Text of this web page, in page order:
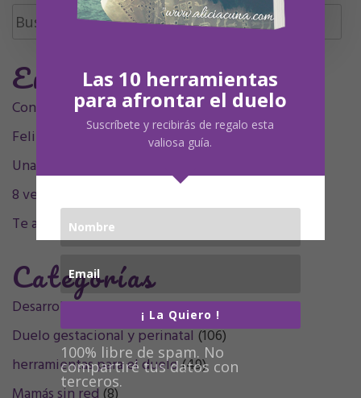
Buscar:
Entradas Recientes
Contigo siempre, siempre en mí, mamá.
Feliz Undécimo cumpleaños, Olivia
Una decada sintigo
8 velitas, 9 plumitas
Te acompaño en el sentimiento
Categorías
Desarrollo personal(32)
Duelo gestacional y perinatal(106)
herramientas para el duelo(49)
Las 10 herramientas
para afrontar el duelo
Suscríbete y recibirás de regalo esta
valiosa guía.
¡ La Quiero !
100% libre de spam. No
compartiré tus datos con
terceros.